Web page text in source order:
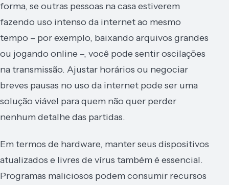
forma, se outras pessoas na casa estiverem
fazendo uso intenso da internet ao mesmo
tempo – por exemplo, baixando arquivos grandes
ou jogando online –, você pode sentir oscilações
na transmissão. Ajustar horários ou negociar
breves pausas no uso da internet pode ser uma
solução viável para quem não quer perder
nenhum detalhe das partidas.
Em termos de hardware, manter seus dispositivos
atualizados e livres de vírus também é essencial.
Programas maliciosos podem consumir recursos